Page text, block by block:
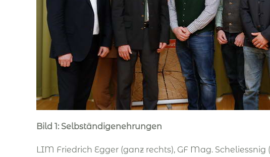
Bild 1: Selbständigenehrungen
LIM Friedrich Egger (ganz rechts), GF Mag.